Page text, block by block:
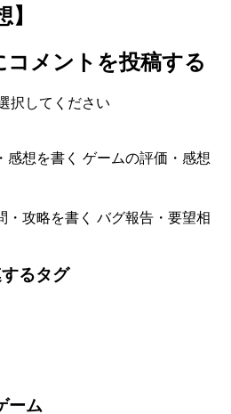
コメントを投稿する
択してください
感想を書く ゲームの評価・感想
・攻略を書く バグ報告・要望相
るタグ
ーム